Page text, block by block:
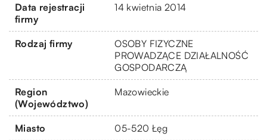
Data rejestracji
firmy
14 kwietnia 2014
Rodzaj firmy
OSOBY FIZYCZNE
PROWADZĄCE DZIAŁALNOŚĆ
GOSPODARCZĄ
Region
(Województwo)
Mazowieckie
Miasto 05-520 Łęg